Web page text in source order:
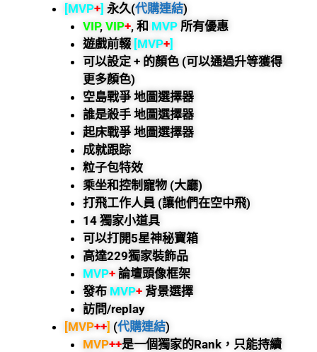
[MVP+] 永久(代購連結)
VIP, VIP+, 和 MVP所有優惠
遊戲前輟 [MVP+]
可以設定 + 的顏色 (可以通過升等獲得
更多顏色)
空島戰爭 地圖選擇器
誰是殺手 地圖選擇器
起床戰爭 地圖選擇器
成就跟踪
粒子包特效
乘坐和控制寵物 (大廳)
打飛工作人員 (讓他們在空中飛)
14 獨家小道具
可以打開5星神秘寶箱
高達229獨家裝飾品
MVP+論壇頭像框架
發布 MVP+背景選擇
訪問/replay
[MVP++] (代購連結)
MVP++是一個獨家的Rank，只能持續